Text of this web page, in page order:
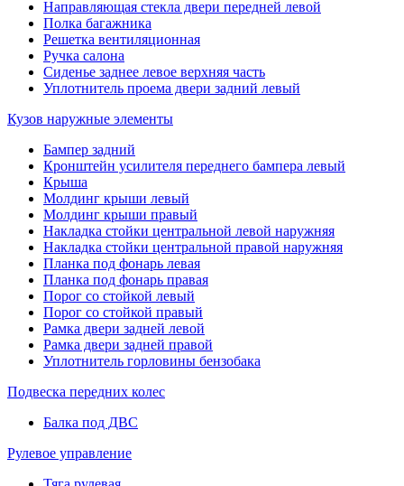
Направляющая стекла двери передней левой
Полка багажника
Решетка вентиляционная
Ручка салона
Сиденье заднее левое верхняя часть
Уплотнитель проема двери задний левый
Кузов наружные элементы
Бампер задний
Кронштейн усилителя переднего бампера левый
Крыша
Молдинг крыши левый
Молдинг крыши правый
Накладка стойки центральной левой наружняя
Накладка стойки центральной правой наружняя
Планка под фонарь левая
Планка под фонарь правая
Порог со стойкой левый
Порог со стойкой правый
Рамка двери задней левой
Рамка двери задней правой
Уплотнитель горловины бензобака
Подвеска передних колес
Балка под ДВС
Рулевое управление